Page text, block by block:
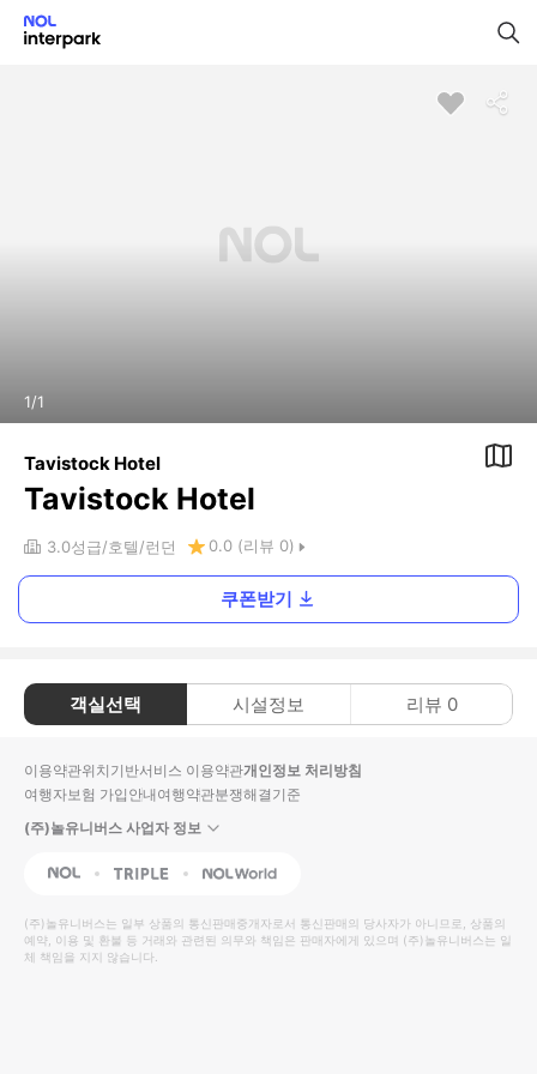
1/1
Tavistock Hotel
Tavistock Hotel
3.0성급 호텔 런던 0.0 (리뷰 0)
쿠폰받기
객실선택 시설정보 리뷰 0
이용약관위치기반서비스 이용약관개인정보 처리방침
여행자보험 가입안내여행약관분쟁해결기준
(주)놀유니버스 사업자 정보
NOL Triple Interpark Global
(주)놀유니버스는 일부 상품의 통신판매중개자로서 통신판매의 당사자가 아니므로, 상품의
예약, 이용 및 환불 등 거래와 관련된 의무와 책임은 판매자에게 있으며 (주)놀유니버스는 일
체 책임을 지지 않습니다.